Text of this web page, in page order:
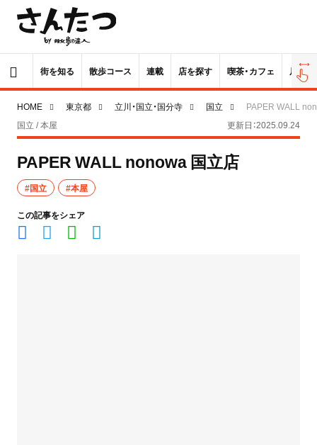
街を知る 散歩コース 連載 店を探す 喫茶・カフェ 居酒屋
HOME 東京都 立川・国立・国分寺 国立
PAPER WALL
国立 / 本屋
更新日：2025.09.24
PAPER WALL nonowa 国立店
#国立 #本屋
この記事をシェア